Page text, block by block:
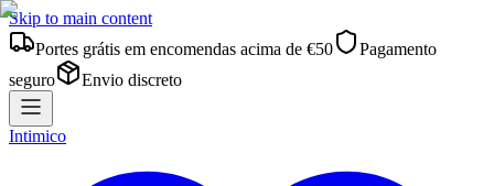
Skip to main content
Portes grátis em encomendas acima de €50
Pagamento
seguro
Envio discreto
Intimico